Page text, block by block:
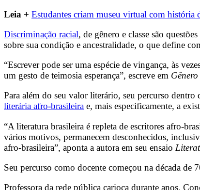
Leia + Estudantes criam museu virtual com história
Discriminação racial, de gênero e classe são
sobre sua condição e ancestralidade, o que define
“Escrever pode ser uma espécie de vingança, às
um gesto de teimosia esperança”, escreve em
Para além do seu valor literário, seu percurso dentro
literária afro-brasileira e, mais especificamente, a
“A literatura brasileira é repleta de escritores afro-
vários motivos, permanecem desconhecidos,
afro-brasileira”, aponta a autora em seu ensaio
Seu percurso como docente começou na década de
Professora da rede pública carioca durante anos,